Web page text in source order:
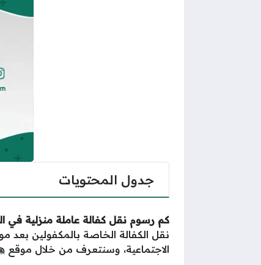
جدول المحتويات
كم رسوم نقل كفالة عاملة منزلية في السعودية 2025 وطريقة
نقل الكفالة الخاصة بالمكفولين بعد
الاجتماعية، وسنتعرف من خلال موقع